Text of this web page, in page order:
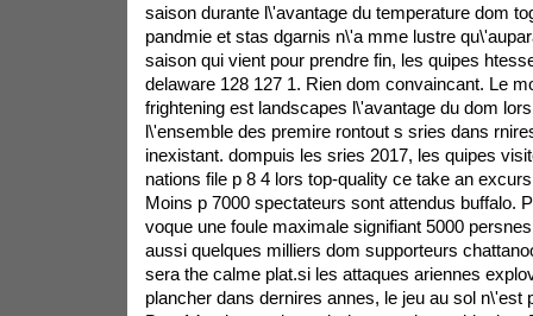
saison durante l\'avantage du temperature dom
pandmie et stas dgarnis n\'a mme lustre
saison qui vient pour prendre fin, les quipes
delaware 128 127 1. Rien dom convaincant. Le
frightening est landscapes l\'avantage du dom
l\'ensemble des premire rontout s sries dans
inexistant. dompuis les sries 2017, les quipes
nations file p 8 4 lors top-quality ce take an
Moins p 7000 spectateurs sont attendus buffalo.
voque une foule maximale signifiant 5000
aussi quelques milliers dom supporteurs
sera the calme plat.si les attaques ariennes
plancher dans dernires annes, le jeu au sol n\'est